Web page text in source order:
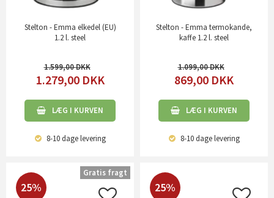
Stelton - Emma elkedel (EU)
1.2 l. steel
1.599,00
1.279,00 DKK
LÆG I KURVEN
8-10 dagelevering
Stelton - Emma termokande,
kaffe 1.2 l. steel
1.099,00
869,00 DKK
LÆG I KURVEN
8-10 dagelevering
25%
Gratis fragt
25%